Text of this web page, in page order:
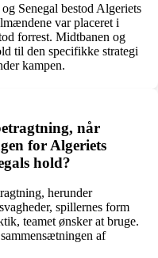
Senegal bestod Algeriets
var placeret i
forrest. Midtbanen og
til den specifikke strategi
kampen.
når
for Algeriets
hold?
herunder
spillernes form
teamet ønsker at bruge.
af